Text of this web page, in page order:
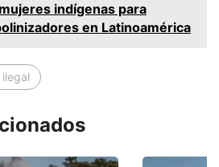
indígenas para
en Latinoamérica